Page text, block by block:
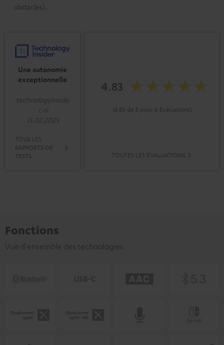
obstacles).
Une autonomie
exceptionnelle
technologyinside
r.nl
15.02.2025
TOUS LES
RAPPORTS DE
TESTS
4.83
(4.83 de 5 pour 6 Evaluations)
TOUTES LES ÉVALUATIONS
Fonctions
Vue d'ensemble des technologies